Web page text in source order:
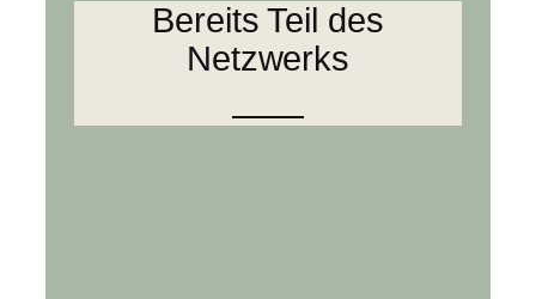
Bereits Teil des
Netzwerks